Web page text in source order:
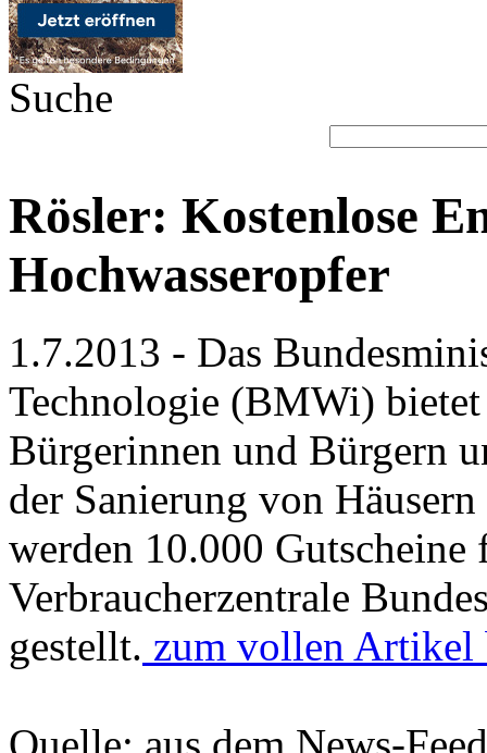
Suche
Rösler: Kostenlose
Hochwasseropfer
1.7.2013 - Das
Technologie (BMWi)
Bürgerinnen und Bürgern
der Sanierung von
werden 10.000
Verbraucherzentrale
gestellt. zum vollen Artikel
Quelle: aus dem News-